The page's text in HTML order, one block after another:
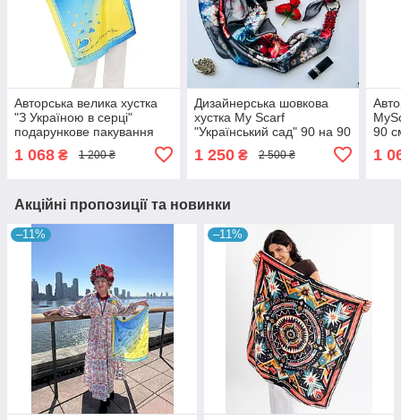
Авторська велика хустка
"З Україною в серці"
подарункове пакування
1 068 ₴ 1 200 ₴
Дизайнерська шовкова
хустка My Scarf
"Український сад" 90 на 90
см прикрашена коралом
1 250₴ 2 500 ₴
90
1
Акційні пропозиції та новинки
–11% –11%